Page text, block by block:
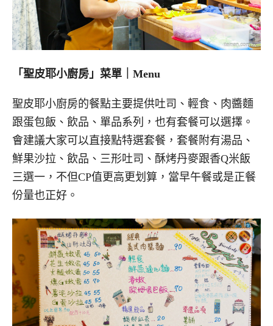
「聖皮耶小廚房」菜單｜Menu
聖皮耶小廚房的餐點主要提供吐司、輕食、肉醬麵
跟蛋包飯、飲品、單品系列，也有套餐可以選擇。
會建議大家可以直接點特選套餐，套餐附有湯品、
鮮果沙拉、飲品、三形吐司、酥烤丹麥跟香Q米飯
三選一，不但CP值更高更划算，當早午餐或是正餐
份量也正好。